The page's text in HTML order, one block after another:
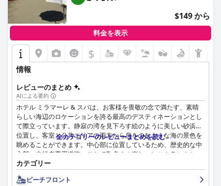
スを備えた実用的な選択肢として考えています。ただし、一部の
家族は、客室のレイアウトが実用的ではなく、描かれている客室
のサイズが実際と異なる場合があると指摘しています。ドッグベ
ッドを提供するホテルのペットフレンドリーなポリシーは、食品
エリアでの制限にもかかわらず高く評価されています。
ホテルの周辺のナイトライフは活気に満ちており、多くの飲食店
やバー、そして賑やかな港の遊歩道があります。ゲストは、ホテ
す。
要約すると、NH コレクション ジェノバ マリーナ (NH Collection
Genova Marina)は、その素晴らしいロケーション、卓越した朝
食、フレンドリーなスタッフ、そして全体的に快適な雰囲気で際
立っており、客室の更新とダイニングサービスの整合性において
改善の余地があるにもかかわらず、ジェノバへの訪問者にとって
好ましい選択肢となっています。
$149 から
料金を表示
$
情報
レビューのまとめ
AIによる要約
ホテル ミラマーレ & スパは、お客様を畏敬の念で満たす、素晴
らしい海辺のロケーションを誇る最高のデスティネーションとし
て際立っています。静寂の湾を見下ろす絵のように美しい砂浜に
位置し、客室と公共エリアの両方から息をのむような海の景色を
眺めることができます。中心部に位置しているため、歴史的な中
心部、歩行者専用道路、そして数多くの楽しいレストランやショ
ップへ簡単にアクセスできます。このロケーションは、静けさと
穏やかさを求める人だけでなく、探検にも最適です。
全カテゴリーのレビューまとめを読む
カテゴリー
ビーチフロント